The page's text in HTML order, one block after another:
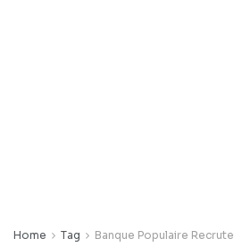
Home Tag Banque Populaire Recrute